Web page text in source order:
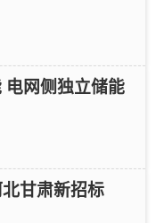
电网侧独立储能
甘肃新招标